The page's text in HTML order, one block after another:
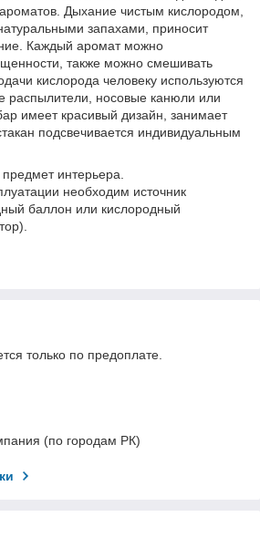
Дыхание чистым кислородом,
запахами, приносит
Каждый аромат можно
также можно смешивать
кислорода человеку используются
распылители, носовые канюли или
имеет красивый дизайн, занимает
подсвечивается индивидуальным
интерьера.
необходим источник
баллон или кислородный
только по предоплате.
(по городам РК)